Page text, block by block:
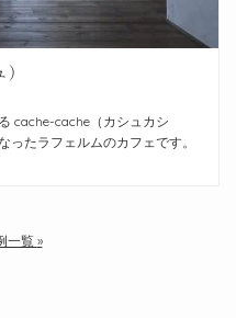
cache-cache（カシュカシ
ったラフェルムのカフェです。
一覧